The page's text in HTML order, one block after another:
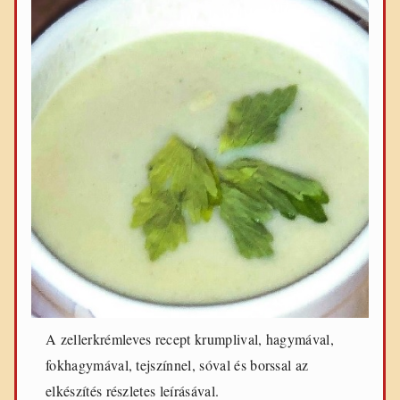
A zellerkrémleves recept krumplival, hagymával,
fokhagymával, tejszínnel, sóval és borssal az
elkészítés részletes leírásával.